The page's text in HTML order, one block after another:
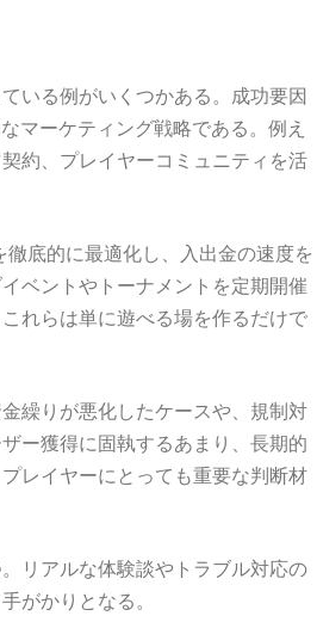
いる例がいくつかある。成功要因
マーケティング戦略である。例え
約、プレイヤーコミュニティを活
底的に最適化し、入出金の速度を
ベントやトーナメントを定期開催
れらは単に遊べる場を作るだけで
繰りが悪化したケースや、規制対
ー獲得に固執するあまり、長期的
レイヤーにとっても重要な判断材
リアルな体験談やトラブル対応の
がかりとなる。